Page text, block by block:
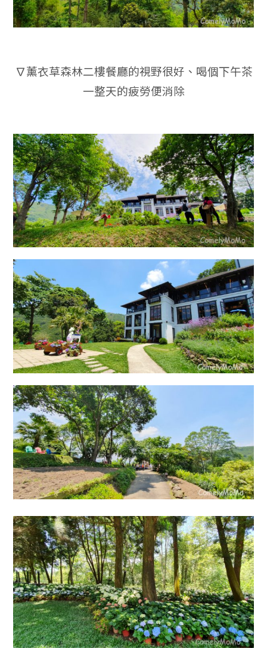
∇薰衣草森林二樓餐廳的視野很好、喝個下午茶
一整天的疲勞便消除